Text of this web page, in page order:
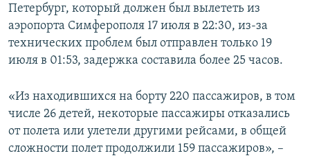
УКРАИНСКАЯ ПРОБЛЕМА КРЫМА
Все сайты RFE/RL
Петербург, который должен был вылететь из
аэропорта Симферополя 17 июля в 22:30, из-за
технических проблем был отправлен только 19
июля в 01:53, задержка составила более 25 часов.
«Из находившихся на борту 220 пассажиров, в том
числе 26 детей, некоторые пассажиры отказались
от полета или улетели другими рейсами, в общей
сложности полет продолжили 159 пассажиров», –